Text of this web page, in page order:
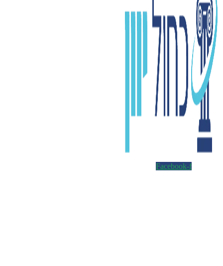
Facebook-f